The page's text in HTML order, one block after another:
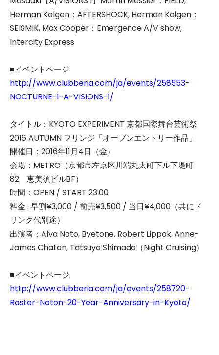
Herman Kolgen：AFTERSHOCK, Herman Kolgen：
SEISMIK, Max Cooper：Emergence A/V show,
Intercity Express
■イベントページ
http://www.clubberia.com/ja/events/258553-
NOCTURNE-1-A-VISIONS-1/
タイトル：KYOTO EXPERIMENT 京都国際舞台芸術祭
2016 AUTUMN フリンジ「オープンエントリー作品」
開催日：2016年11月4日（金）
会場：METRO（京都市左京区川端丸太町下ル下堤町
82 恵美須ビルBF）
時間：OPEN / START 23:00
料金 : 早割¥3,000 / 前売¥3,500 / 当日¥4,000（共にド
リンク代別途）
出演者：Alva Noto, Byetone, Robert Lippok, Anne-
James Chaton, Tatsuya Shimada（Night Cruising）
■イベントページ
http://www.clubberia.com/ja/events/258720-
Raster-Noton-20-Year-Anniversary-in-Kyoto/